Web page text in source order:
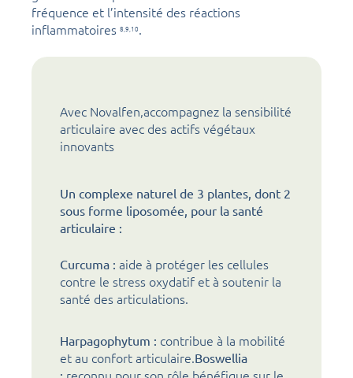
fréquence et l’intensité des réactions
inflammatoires 8,9,10.
Avec Novalfen,accompagnez la sensibilité
articulaire avec des actifs végétaux
innovants
Un complexe naturel de 3 plantes, dont 2
sous forme liposomée, pour la santé
articulaire :
Curcuma : aide à protéger les cellules
contre le stress oxydatif et à soutenir la
santé des articulations.
Harpagophytum : contribue à la mobilité
et au confort articulaire.Boswellia